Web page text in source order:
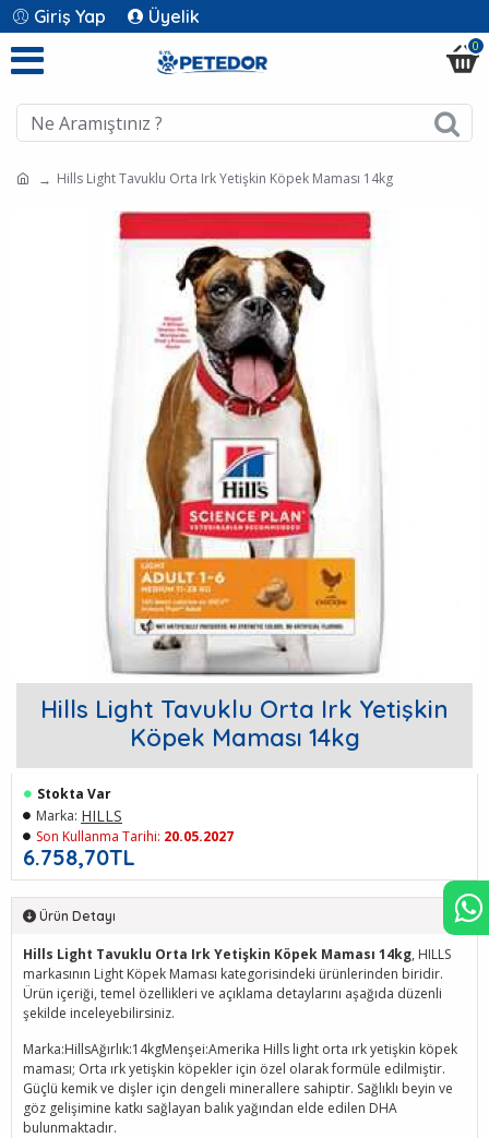
Giriş Yap Üyelik
0
Hills Light Tavuklu Orta Irk Yetişkin Köpek Maması 14kg
Hills Light Tavuklu Orta Irk Yetişkin
Köpek Maması 14kg
6.758,70TL
Stokta Var
Marka: HILLS
Son Kullanma Tarihi: 20.05.2027
Ürün Detayı
Hills Light Tavuklu Orta Irk Yetişkin Köpek Maması 14kg, HILLS
markasının Light Köpek Maması kategorisindeki ürünlerinden biridir.
Ürün içeriği, temel özellikleri ve açıklama detaylarını aşağıda düzenli
şekilde inceleyebilirsiniz.
Marka:HillsAğırlık:14kgMenşei:Amerika Hills light orta ırk yetişkin köpek
maması; Orta ırk yetişkin köpekler için özel olarak formüle edilmiştir.
Güçlü kemik ve dişler için dengeli minerallere sahiptir. Sağlıklı beyin ve
göz gelişimine katkı sağlayan balık yağından elde edilen DHA
bulunmaktadır.